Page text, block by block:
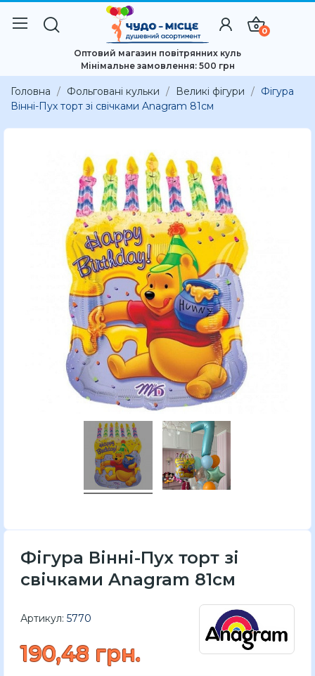
0
Оптовий магазин повітрянних куль
Мінімальне замовлення: 500 грн
Головна Фольговані кульки Великі фігури
Фігура
Вінні-Пух торт зі свічками Anagram 81см
Фігура Вінні-Пух торт зі
свічками Anagram 81см
Артикул: 5770
190,48 грн.